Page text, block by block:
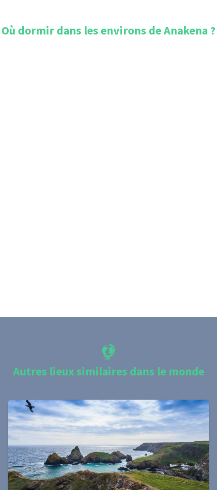
Où dormir dans les environs deAnakena ?
Autres lieux similaires dans le monde